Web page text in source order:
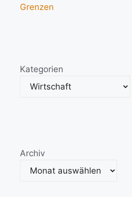
Grenzen
Kategorien
Archiv